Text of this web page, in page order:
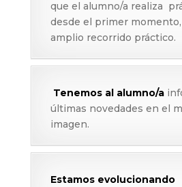
que el alumno/a realiza
desde el primer
amplio recorrido práctico.
Tenemos al alumno/a
últimas novedades en el
imagen.
Estamos evolucionando